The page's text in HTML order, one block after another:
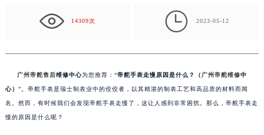
14309次  2023-05-12
广州帝舵售后维修中心为您推荐：“帝舵手表走慢原因是什么？（ 广州帝舵维修中
心） ”。帝舵手表是瑞士制表业中的佼佼者，以其精湛的制表工艺和高品质的材料而闻
名。然而，有时候我们会发现帝舵手表走慢了，这让人感到非常困扰。那么，帝舵手表走
慢的原因是什么呢？